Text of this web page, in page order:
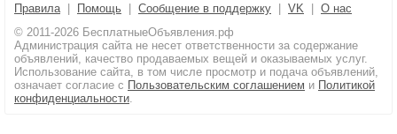
Правила| Помощь Сообщение в поддержку VK
О нас
© 2011-2026 БесплатныеОбъявления.рф
Администрация сайта не несет ответственности за содержание
объявлений, качество продаваемых вещей и оказываемых услуг.
Использование сайта, в том числе просмотр и подача объявлений,
означает согласие с Пользовательским соглашением и Политикой
конфиденциальности.